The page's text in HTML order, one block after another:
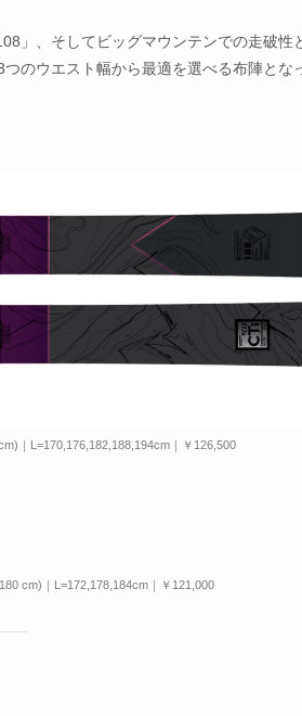
」、そしてビッグマウンテンでの走破性
のウエスト幅から最適を選べる布陣とな
｜L=170,176,182,188,194cm｜￥126,500
cm)｜L=172,178,184cm｜￥121,000